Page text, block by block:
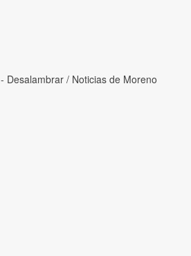
- Desalambrar / Noticias de Moreno